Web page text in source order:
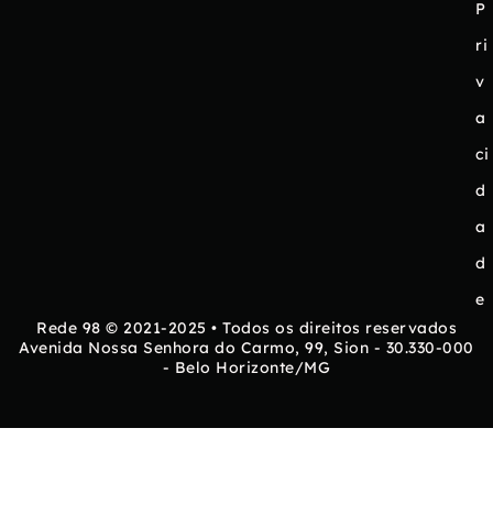
P
ri
v
a
ci
d
a
d
e
Rede 98 © 2021-2025 • Todos os direitos reservados
Avenida Nossa Senhora do Carmo, 99, Sion - 30.330-000
- Belo Horizonte/MG